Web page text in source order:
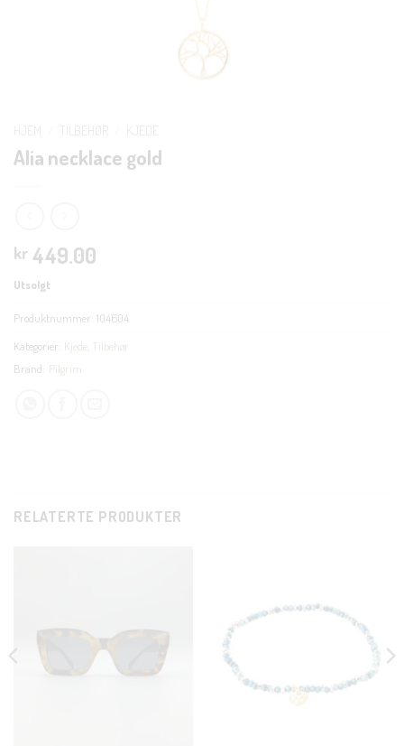
Alia necklace gold
kr 449.00
Utsolgt
Produktnummer: 104604
Kategorier: Kjede Tilbehør
Brand: Pilgrim
RELATERTE PRODUKTER